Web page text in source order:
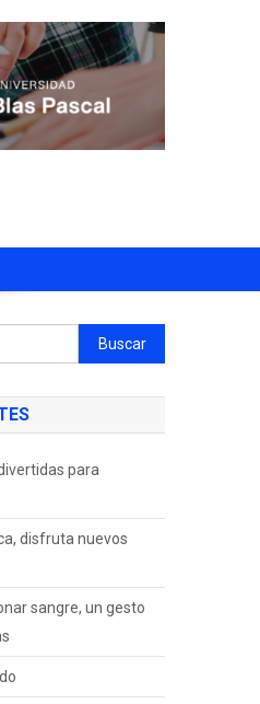
para
disfruta nuevos
sangre, un gesto